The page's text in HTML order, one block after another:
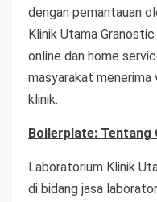
dengan pemantauan
Klinik Utama
online dan home
masyarakat menerima
klinik.
Boilerplate: Tentang
Laboratorium Klinik
di bidang jasa